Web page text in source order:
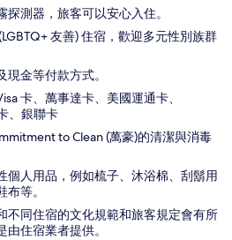
測器，旅客可以安心入住。
友善) 住宿，歡迎多元性別族群
金等付款方式。
卡、萬事達卡、美國運通卡、
、銀聯卡
to Clean (萬豪)的清潔與消毒
個人用品，例如梳子、沐浴棉、刮鬍用
等。
不同住宿的文化規範和旅客規定會有所
住宿業者提供。